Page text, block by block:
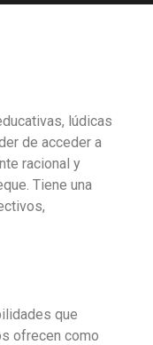
lúdicas
de acceder a
racional y
Tiene una
que
ofrecen como